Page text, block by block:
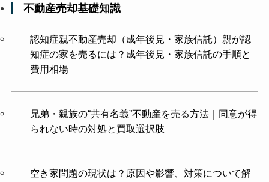
不動産売却基礎知識
認知症親不動産売却（成年後見・家族信託）親が認
知症の家を売るには？成年後見・家族信託の手順と
費用相場
兄弟・親族の“共有名義”不動産を売る方法｜同意が得
られない時の対処と買取選択肢
空き家問題の現状は？原因や影響、対策について解